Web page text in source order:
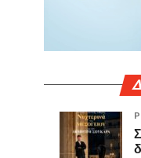
ΤΕΧΝΟΛΟΓΙΑ
ago
Γιατί
ορισμένες
ΚΟΙΝΩΝΙΑ
ημέρες
ago
Θερμό